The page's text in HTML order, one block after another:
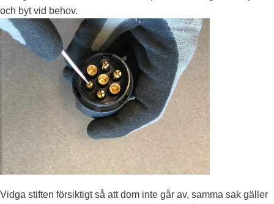
och byt vid behov.
Vidga stiften försiktigt så att dom inte går av, samma sak gäller